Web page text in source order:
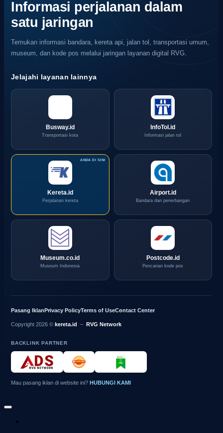
Informasi perjalanan dalam
satu jaringan
Temukan informasi bandara, kereta api, jalan tol, transportasi umum,
museum, dan kode pos melalui jaringan layanan digital RVG.
Jelajahi layanan lainnya
Busway.id
Transportasi kota
InfoTol.id
Informasi jalan tol
Kereta.id
Perjalanan kereta
Airport.id
Bandara dan penerbangan
Museum.co.id
Museum Indonesia
Postcode.id
Pencarian kode pos
Pasang IklanPrivacy PolicyTerms of UseContact Center
Copyright 2026 © kereta.id – RVG Network
BACKLINK PARTNER
Mau pasang iklan di website ini? HUBUNGI KAMI